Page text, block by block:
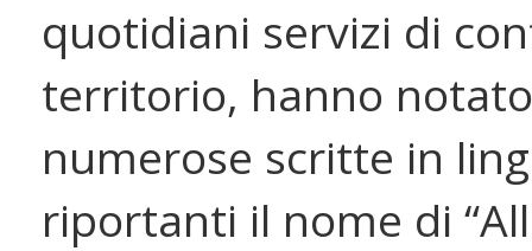
quotidiani servizi di
territorio, hanno notato
numerose scritte in
riportanti il nome di